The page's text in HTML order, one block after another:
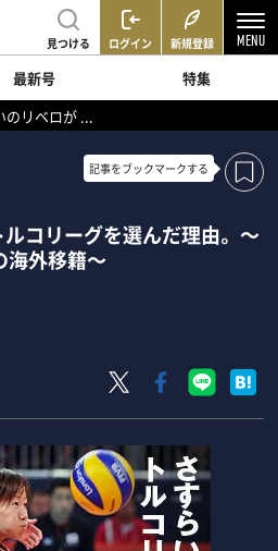
見つける ログイン 新規登録
最新号
特集
リベロが ...
記事をブックマークする
コリーグを選んだ理由。 ～
海外移籍～